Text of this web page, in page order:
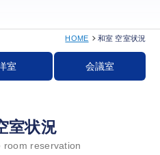
HOME 和室 空室状況
室 会議室
室状況
room reservation